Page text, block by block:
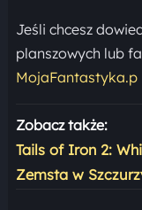
Jeśli chcesz
planszowych lub
MojaFantastyka.p
Zobacz także:
Tails of Iron 2:
Zemsta w